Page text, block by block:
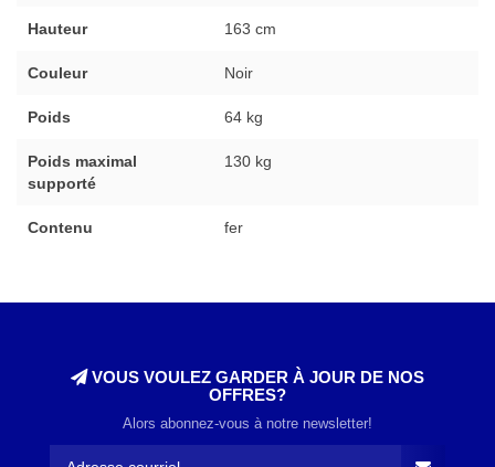
Hauteur 163 cm
Couleur Noir
Poids 64 kg
Poids maximal
supporté
130 kg
Contenu fer
VOUS VOULEZ GARDER À JOUR DE NOS
OFFRES?
Alors abonnez-vous à notre newsletter!